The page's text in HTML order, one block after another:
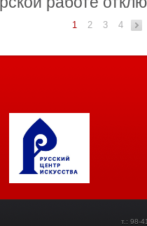
1 2 3 4
т.: 98-41-